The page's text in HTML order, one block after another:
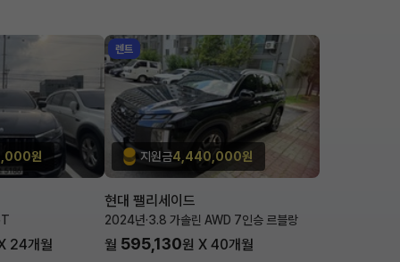
원
24개월
렌트
지원금4,440,000원
현대 팰리세이드
2024년·3.8 가솔린 AWD 7인승 르블랑
월 595,130원 X 40개월